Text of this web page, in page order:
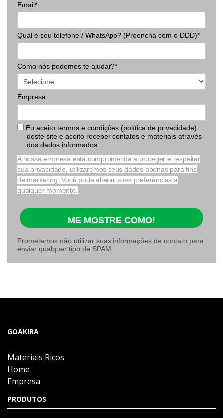
Email*
Qual é seu telefone / WhatsApp? (Preencha com o DDD)*
Como nós podemos te ajudar?*
Empresa
Eu aceito termos e condições (política de privacidade)
deste site e aceito receber contatos e materiais através
dos dados informados
A nossa empresa está comprometida a proteger e respeitar
sua privacidade, utilizaremos seus dados apenas para fins
de marketing. Você pode alterar suas preferências a
qualquer momento.
ME MOSTRE COMO!
Prometemos não utilizar suas informações de contato para
enviar qualquer tipo de SPAM.
GOAKIRA
Materiais Ricos
Home
Empresa
PRODUTOS